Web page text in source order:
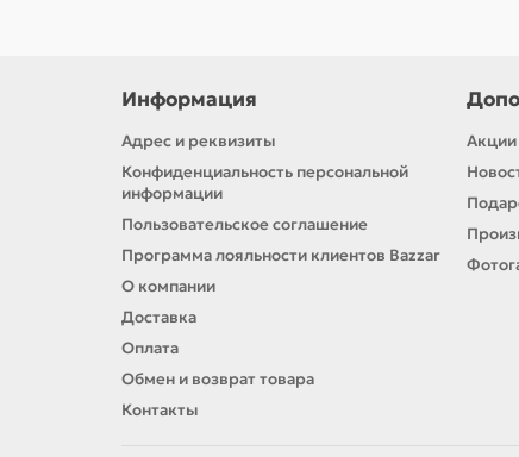
Информация
Адрес и реквизиты
Конфиденциальность персональной
информации
Пользовательское соглашение
Программа лояльности клиентов Bazzar
О компании
Доставка
Оплата
Обмен и возврат товара
Контакты
Акции